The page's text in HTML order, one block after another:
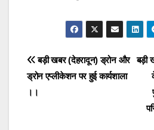
Post
navigation
बड़ी
बड़ी खबर (देहरादून) ड्रोन और
ड्रोन एप्लीकेशन पर हुई कार्यशाला
।।